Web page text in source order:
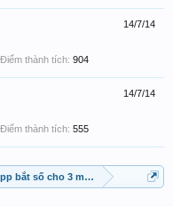
14/7/14
Điểm thành tích: 904
14/7/14
Điểm thành tích: 555
bắt số cho 3 miền.